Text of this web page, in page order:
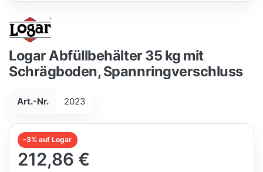
Logar Abfüllbehälter 35 kg mit
Schrägboden, Spannringverschluss
Art.-Nr. 2023
-3% auf Logar
212,86 €